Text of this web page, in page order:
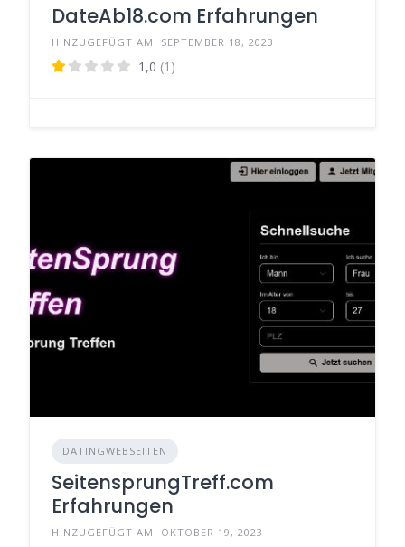
DateAb18.com Erfahrungen
HINZUGEFÜGT AM: SEPTEMBER 18, 2023
1,0 (1)
DATINGWEBSEITEN
SeitensprungTreff.com
Erfahrungen
HINZUGEFÜGT AM: OKTOBER 19, 2023